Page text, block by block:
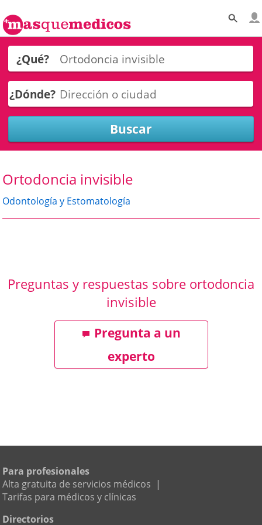
¿Qué?
¿Dónde?
Ortodoncia invisible
Odontología y Estomatología
Preguntas y respuestas sobre ortodoncia
invisible
Pregunta a un
experto
Para profesionales
Alta gratuita de servicios médicos |
Tarifas para médicos y clínicas
Directorios